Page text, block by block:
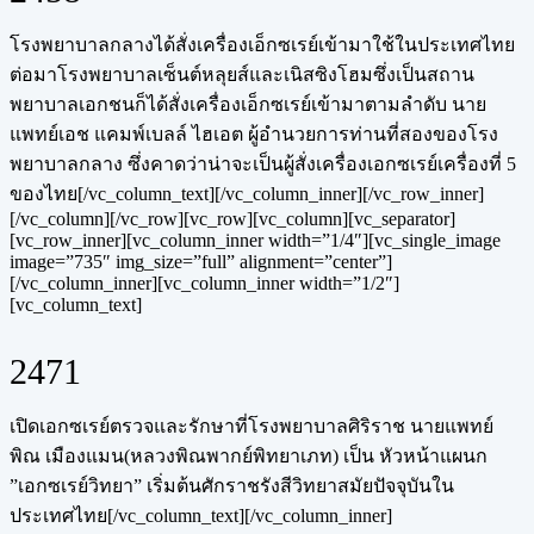
โรงพยาบาลกลางได้สั่งเครื่องเอ็กซเรย์เข้ามาใช้ในประเทศไทย
ต่อมาโรงพยาบาลเซ็นต์หลุยส์และเนิสซิงโฮมซึ่งเป็นสถาน
พยาบาลเอกชนก็ได้สั่งเครื่องเอ็กซเรย์เข้ามาตามลำดับ นาย
แพทย์เอช แคมพ์เบลล์ ไฮเอต ผู้อำนวยการท่านที่สองของโรง
พยาบาลกลาง ซึ่งคาดว่าน่าจะเป็นผู้สั่งเครื่องเอกซเรย์เครื่องที่ 5
ของไทย[/vc_column_text][/vc_column_inner][/vc_row_inner]
[/vc_column][/vc_row][vc_row][vc_column][vc_separator]
[vc_row_inner][vc_column_inner width=”1/4″][vc_single_image
image=”735″ img_size=”full” alignment=”center”]
[/vc_column_inner][vc_column_inner width=”1/2″]
[vc_column_text]
2471
เปิดเอกซเรย์ตรวจและรักษาที่โรงพยาบาลศิริราช นายแพทย์
พิณ เมืองแมน(หลวงพิณพากย์พิทยาเภท) เป็น หัวหน้าแผนก
”เอกซเรย์วิทยา” เริ่มต้นศักราชรังสีวิทยาสมัยปัจจุบันใน
ประเทศไทย[/vc_column_text][/vc_column_inner]